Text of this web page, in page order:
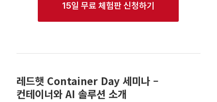
15일 무료 체험판 신청하기
레드햇 Container Day 세미나 –
컨테이너와 AI 솔루션 소개